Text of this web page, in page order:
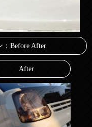
Before After
After